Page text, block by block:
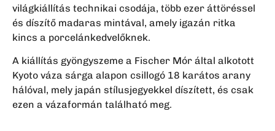
világkiállítás technikai csodája, több ezer áttöréssel
és díszítő madaras mintával, amely igazán ritka
kincs a porcelánkedvelőknek.
A kiállítás gyöngyszeme a Fischer Mór által alkotott
Kyoto váza sárga alapon csillogó 18 karátos arany
hálóval, mely japán stílusjegyekkel díszített, és csak
ezen a vázaformán található meg.